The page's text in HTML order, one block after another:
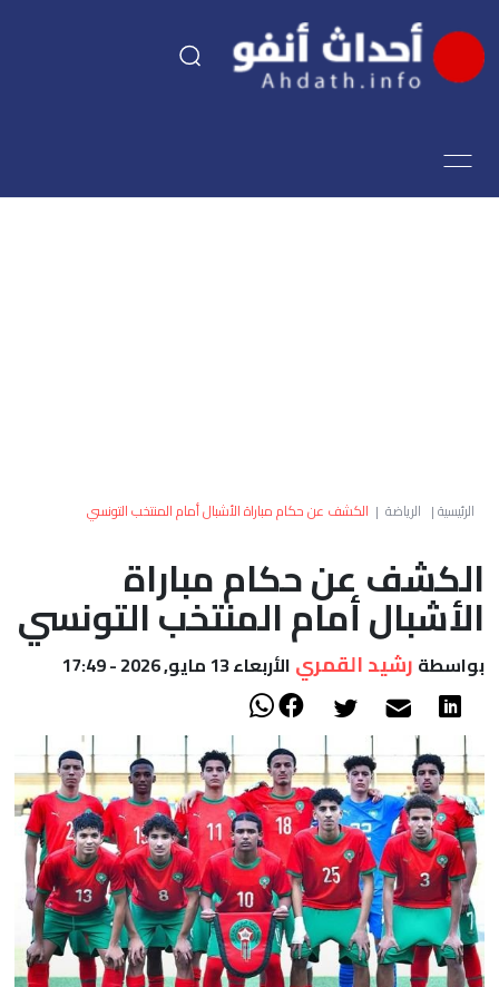
اقتصاد
العالم
أعمدة
الصحراء
الرئيسية| الرياضة | الكشف عن حكام مباراة الأشبال أمام المنتخب التونسي
الكشف عن حكام مباراة
الأشبال أمام المنتخب التونسي
بواسطة رشيد القمري الأربعاء 13 مايو, 2026 - 17:49